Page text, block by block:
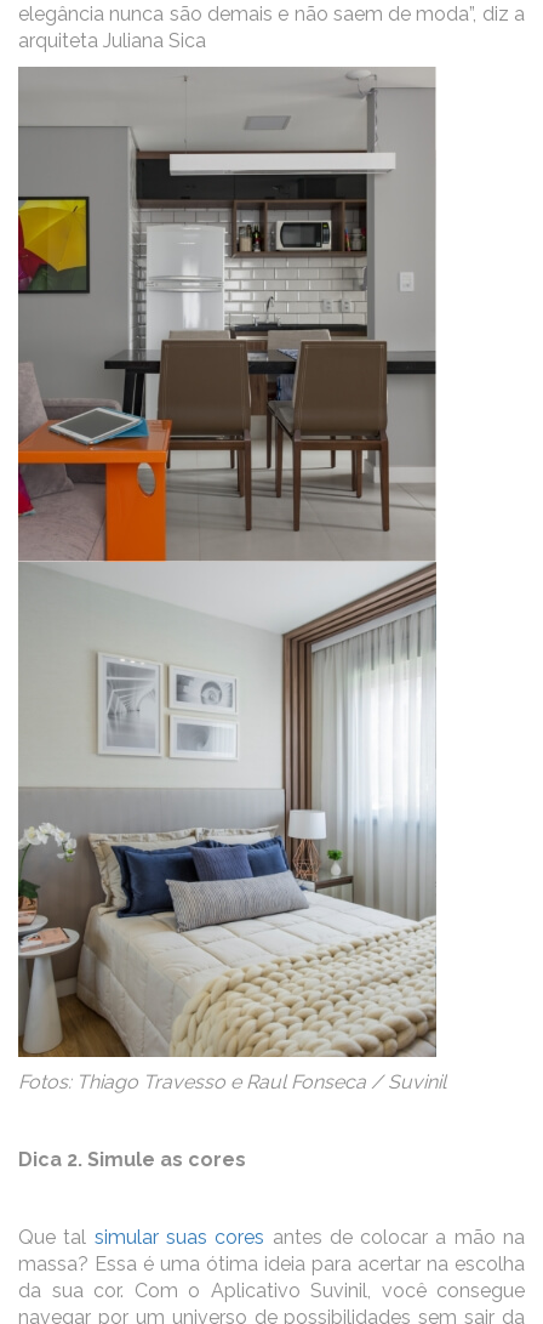
elegância nunca são demais e não saem de moda”, diz a
arquiteta Juliana Sica
Fotos: Thiago Travesso e Raul Fonseca / Suvinil
Dica 2. Simule as cores
Que tal simular suas cores antes de colocar a mão na
massa? Essa é uma ótima ideia para acertar na escolha
da sua cor. Com o Aplicativo Suvinil, você consegue
navegar por um universo de possibilidades sem sair da